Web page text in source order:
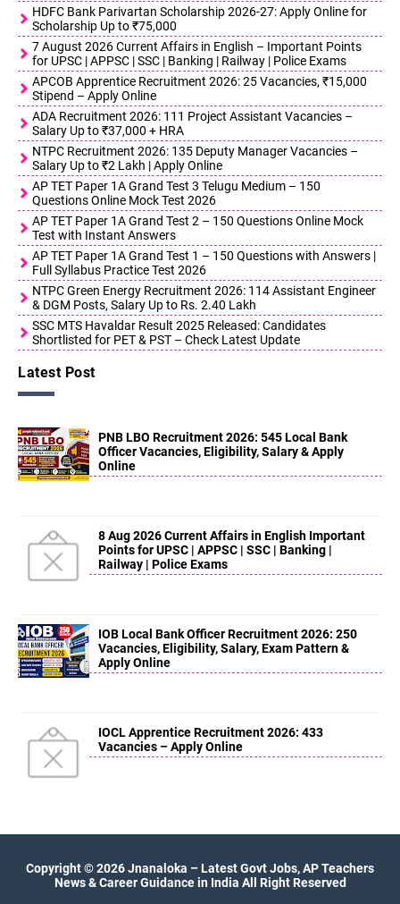
HDFC Bank Parivartan Scholarship 2026-27: Apply Online for
Scholarship Up to ₹75,000
7 August 2026 Current Affairs in English – Important Points
for UPSC | APPSC | SSC | Banking | Railway | Police Exams
APCOB Apprentice Recruitment 2026: 25 Vacancies, ₹15,000
Stipend – Apply Online
ADA Recruitment 2026: 111 Project Assistant Vacancies –
Salary Up to ₹37,000 + HRA
NTPC Recruitment 2026: 135 Deputy Manager Vacancies –
Salary Up to ₹2 Lakh | Apply Online
AP TET Paper 1A Grand Test 3 Telugu Medium – 150
Questions Online Mock Test 2026
AP TET Paper 1A Grand Test 2 – 150 Questions Online Mock
Test with Instant Answers
AP TET Paper 1A Grand Test 1 – 150 Questions with Answers |
Full Syllabus Practice Test 2026
NTPC Green Energy Recruitment 2026: 114 Assistant Engineer
& DGM Posts, Salary Up to Rs. 2.40 Lakh
SSC MTS Havaldar Result 2025 Released: Candidates
Shortlisted for PET & PST – Check Latest Update
Latest Post
PNB LBO Recruitment 2026: 545 Local Bank
Officer Vacancies, Eligibility, Salary & Apply
Online
8 Aug 2026 Current Affairs in English Important
Points for UPSC | APPSC | SSC | Banking |
Railway | Police Exams
IOB Local Bank Officer Recruitment 2026: 250
Vacancies, Eligibility, Salary, Exam Pattern &
Apply Online
IOCL Apprentice Recruitment 2026: 433
Vacancies – Apply Online
Copyright ©2026Jnanaloka – Latest Govt Jobs, AP Teachers
News & Career Guidance in India All Right Reserved